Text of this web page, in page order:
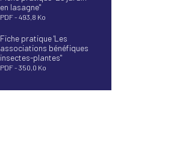
en lasagne"
PDF 493,8 Ko
Fiche pratique 'Les
associations bénéfiques
insectes-plantes"
PDF 350,0 Ko